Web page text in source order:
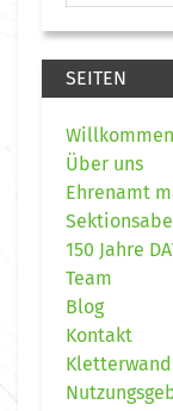
SEITEN
Willkommen
Über uns
Ehrenamt
150 Jahre
Team
Blog
Kontakt
Kletterwand